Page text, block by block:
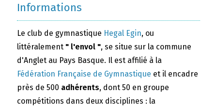
Informations
Le club de gymnastique Hegal Egin, ou
littéralement " l'envol ", se situe sur la commune
d'Anglet au Pays Basque. Il est affilié à la
Fédération Française de Gymnastique et il encadre
près de 500 adhérents, dont 50 en groupe
compétitions dans deux disciplines : la